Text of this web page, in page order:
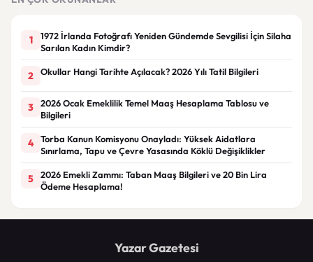
1
1972 İrlanda Fotoğrafı Yeniden Gündemde Sevgilisi İçin Silaha
Sarılan Kadın Kimdir?
2 Okullar Hangi Tarihte Açılacak? 2026 Yılı Tatil Bilgileri
3
2026 Ocak Emeklilik Temel Maaş Hesaplama Tablosu ve
Bilgileri
4
Torba Kanun Komisyonu Onayladı: Yüksek Aidatlara
Sınırlama, Tapu ve Çevre Yasasında Köklü Değişiklikler
5
2026 Emekli Zammı: Taban Maaş Bilgileri ve 20 Bin Lira
Ödeme Hesaplama!
Yazar Gazetesi